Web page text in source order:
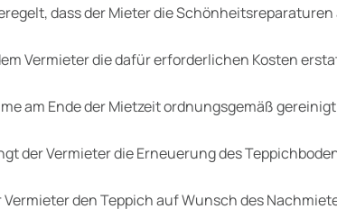
dass der Mieter die
Vermieter die dafür erforderlichen Kosten
am Ende der Mietzeit ordnungsgemäß
der Vermieter die Erneuerung des
den Teppich auf Wunsch des